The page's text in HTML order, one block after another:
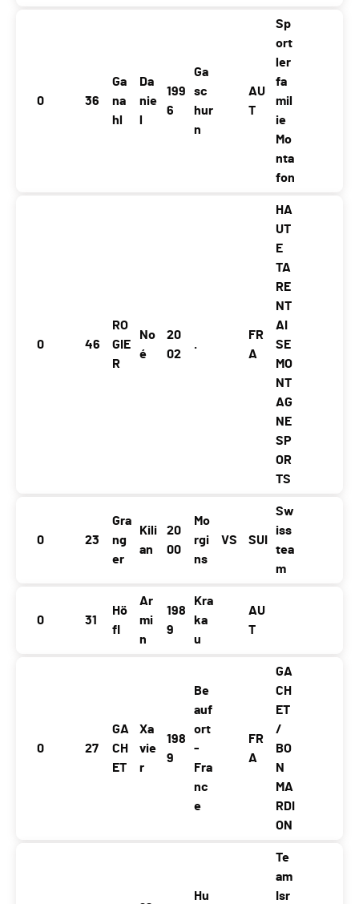
0 36
Ga
na
hl
Da
nie
199
6
Ga
sc
hur
n
AU
T
Sp
ort
ler
fa
mil
ie
Mo
nta
fon
0 46
RO
GIE
R
No
é
20
02
.
FR
A
HA
UT
E
TA
RE
NT
AI
SE
MO
NT
AG
NE
SP
OR
TS
0 23
Gra
ng
er
Kili
an
20
00
Mo
rgi
ns
VS SUI
Sw
iss
tea
m
0 31
Hö
fl
Ar
mi
n
198
9
Kra
ka
u
AU
T
0 27
GA
CH
ET
Xa
vie
r
198
9
Be
auf
ort
-
Fra
nc
e
FR
A
GA
CH
ET
/
BO
N
MA
RDI
ON
Hu
Te
am
Isr